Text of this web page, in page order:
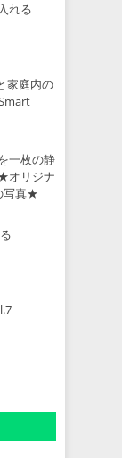
れる
家庭内の
一枚の静
オリジナ
写真★